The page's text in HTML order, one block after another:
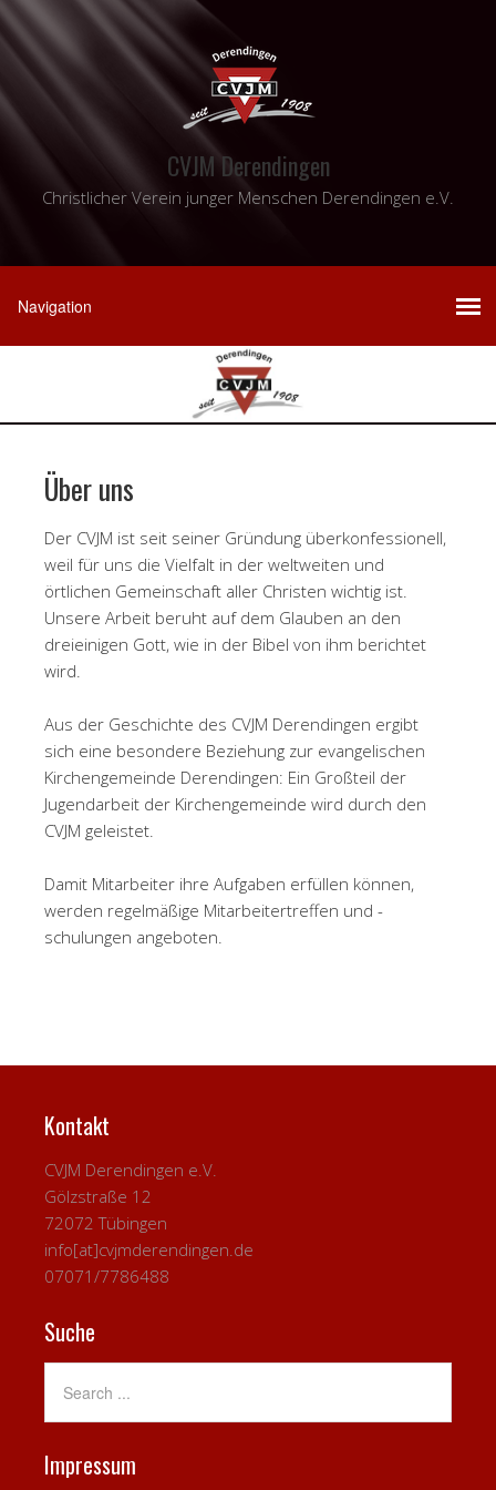
CVJM Derendingen
Christlicher Verein junger Menschen Derendingen e.V.
Über uns
Der CVJM ist seit seiner Gründung überkonfessionell,
weil für uns die Vielfalt in der weltweiten und
örtlichen Gemeinschaft aller Christen wichtig ist.
Unsere Arbeit beruht auf dem Glauben an den
dreieinigen Gott, wie in der Bibel von ihm berichtet
wird.
Aus der Geschichte des CVJM Derendingen ergibt
sich eine besondere Beziehung zur evangelischen
Kirchengemeinde Derendingen: Ein Großteil der
Jugendarbeit der Kirchengemeinde wird durch den
CVJM geleistet.
Damit Mitarbeiter ihre Aufgaben erfüllen können,
werden regelmäßige Mitarbeitertreffen und -
schulungen angeboten.
Kontakt
CVJM Derendingen e.V.
Gölzstraße 12
72072 Tübingen
info[at]cvjmderendingen.de
07071/7786488
Suche
Impressum